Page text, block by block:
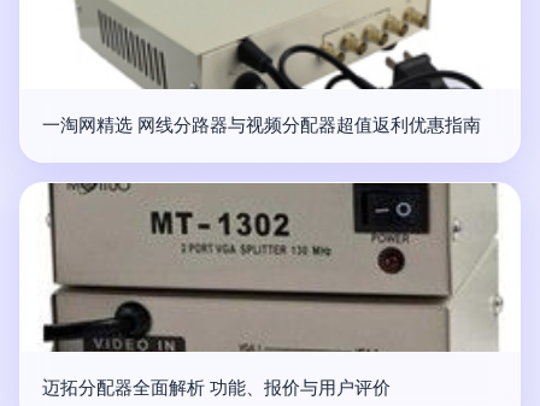
一淘网精选 网线分路器与视频分配器超值返利优惠指南
迈拓分配器全面解析 功能、报价与用户评价